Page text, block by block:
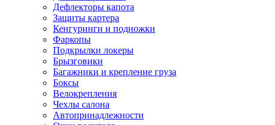
Дефлекторы капота
Защиты картера
Кенгуринги и подножки
Фаркопы
Подкрылки локеры
Брызговики
Багажники и крепление груза
Боксы
Велокрепления
Чехлы салона
Автопринадлежности